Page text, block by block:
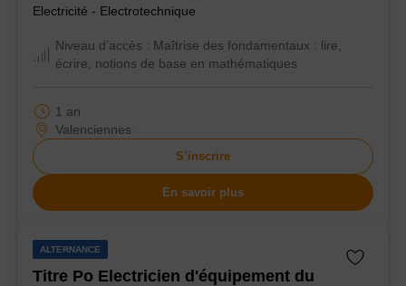
Electricité - Electrotechnique
Niveau d’accès : Maîtrise des fondamentaux : lire,
écrire, notions de base en mathématiques
Valenciennes
1 an
S’inscrire
En savoir plus
ALTERNANCE
Titre Po Electricien d'équipement du